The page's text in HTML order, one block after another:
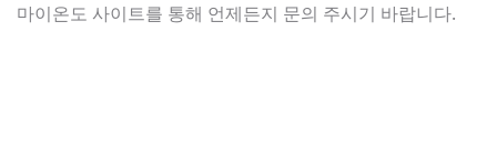
마이온도 사이트를 통해 언제든지 문의 주시기 바랍니다.